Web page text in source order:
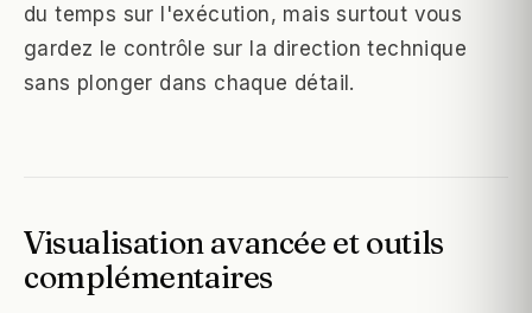
du temps sur l'exécution, mais surtout vous
gardez le contrôle sur la direction technique
sans plonger dans chaque détail.
Visualisation avancée et outils
complémentaires